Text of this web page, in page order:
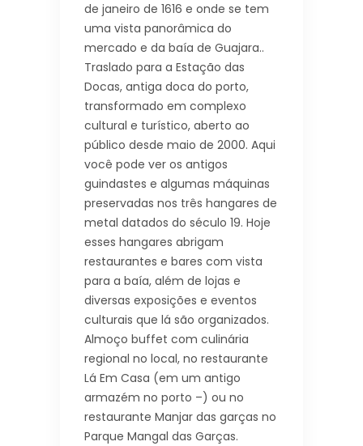
de janeiro de 1616 e onde se tem
uma vista panorâmica do
mercado e da baía de Guajara..
Traslado para a Estação das
Docas, antiga doca do porto,
transformado em complexo
cultural e turístico, aberto ao
público desde maio de 2000. Aqui
você pode ver os antigos
guindastes e algumas máquinas
preservadas nos três hangares de
metal datados do século 19. Hoje
esses hangares abrigam
restaurantes e bares com vista
para a baía, além de lojas e
diversas exposições e eventos
culturais que lá são organizados.
Almoço buffet com culinária
regional no local, no restaurante
Lá Em Casa (em um antigo
armazém no porto –) ou no
restaurante Manjar das garças no
Parque Mangal das Garças.